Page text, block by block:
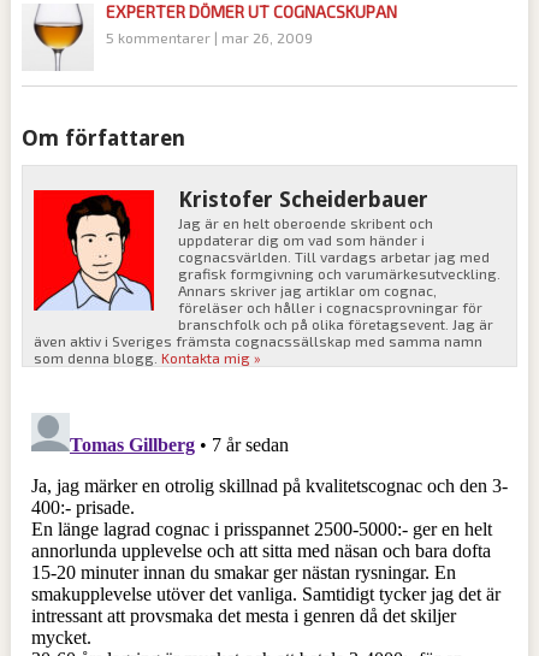
EXPERTER DÖMER UT COGNACSKUPAN
5 kommentarer| mar 26, 2009
Om författaren
Kristofer Scheiderbauer
Jag är en helt oberoende skribent och
uppdaterar dig om vad som händer i
cognacsvärlden. Till vardags arbetar jag med
grafisk formgivning och varumärkesutveckling.
Annars skriver jag artiklar om cognac,
föreläser och håller i cognacsprovningar för
branschfolk och på olika företagsevent. Jag är
även aktiv i Sveriges främsta cognacssällskap med samma namn
som denna blogg.Kontakta mig »